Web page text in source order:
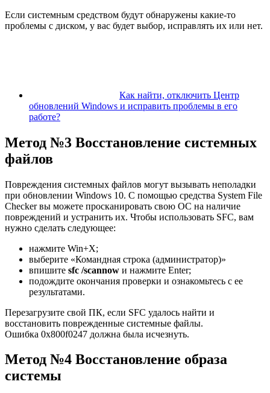
Если системным средством будут обнаружены какие-то
проблемы с диском, у вас будет выбор, исправлять их или нет.
Как найти, отключить Центр
обновлений Windows и исправить проблемы в его
работе?
Метод №3 Восстановление системных
файлов
Повреждения системных файлов могут вызывать неполадки
при обновлении Windows 10. С помощью средства System File
Checker вы можете просканировать свою ОС на наличие
повреждений и устранить их. Чтобы использовать SFC, вам
нужно сделать следующее:
нажмите Win+X;
выберите «Командная строка (администратор)»
впишите sfc /scannow и нажмите Enter;
подождите окончания проверки и ознакомьтесь с ее
результатами.
Перезагрузите свой ПК, если SFC удалось найти и
восстановить поврежденные системные файлы.
Ошибка 0x800f0247 должна была исчезнуть.
Метод №4 Восстановление образа
системы